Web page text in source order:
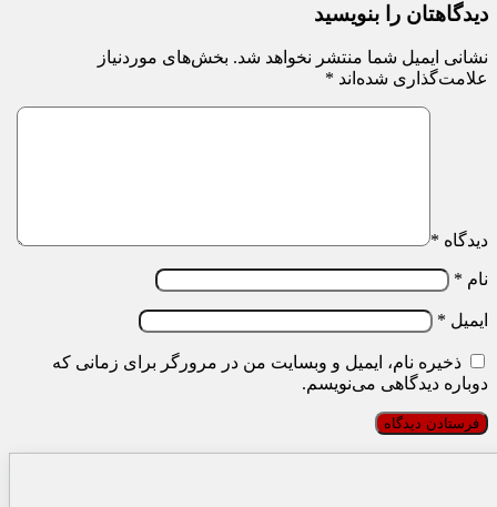
دیدگاهتان را بنویسید
نشانی ایمیل شما منتشر نخواهد شد. بخش‌های موردنیاز
علامت‌گذاری شده‌اند *
دیدگاه *
نام *
ایمیل *
ذخیره نام، ایمیل و وبسایت من در مرورگر برای زمانی که
دوباره دیدگاهی می‌نویسم.